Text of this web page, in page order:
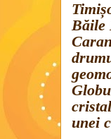
Băile
unei